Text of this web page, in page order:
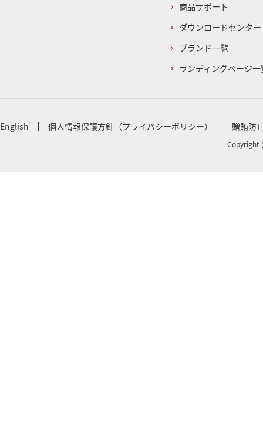
商品サポート
ダウンロードセンター
ブランド一覧
ランディングページ一
English 個人情報保護方針（プライバシーポリシー） 贈賄防
Copyright